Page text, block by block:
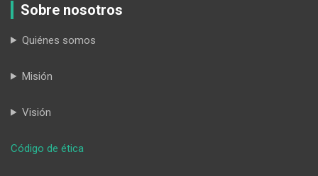
Sobre nosotros
Quiénes somos
Misión
Visión
Código de ética